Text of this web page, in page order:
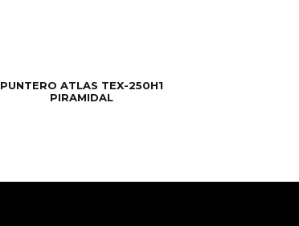
PUNTERO ATLAS TEX-250H1
PIRAMIDAL